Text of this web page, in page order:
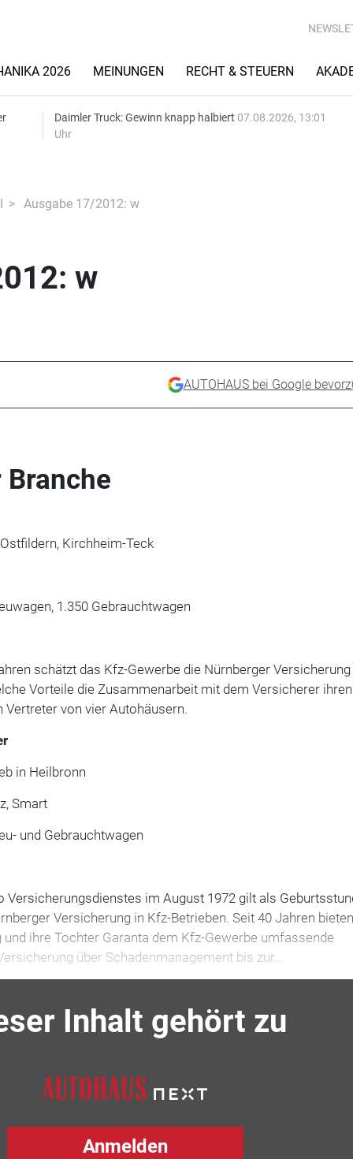
2026 MEINUNGEN RECHT & STEUERN
Daimler Truck: Gewinn knapp halbiert 07.08.2026, 13:01
Uhr
Ausgabe 17/2012: w
w
AUTOHAUS bei Google
Branche
Kirchheim-Teck
1.350 Gebrauchtwagen
schätzt das Kfz-Gewerbe die Nürnberger
Vorteile die Zusammenarbeit mit dem Versicherer ihren
Vertreter von vier Autohäusern.
in Heilbronn
Smart
und Gebrauchtwagen
Versicherungsdienstes im August 1972 gilt als
Versicherung in Kfz-Betrieben. Seit 40 Jahren
ihre Tochter Garanta dem Kfz-Gewerbe umfassende
über Schadenmanagement bis zur…
Inhalt gehört zu
Anmelden